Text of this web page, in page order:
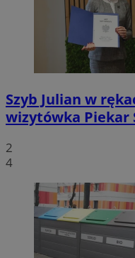
Szyb Julian w
wizytówka Piekar
2
4